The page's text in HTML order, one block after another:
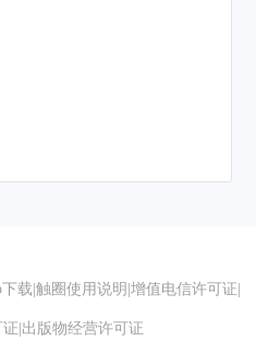
载 触圈使用说明 增值电信许可证
出版物经营许可证